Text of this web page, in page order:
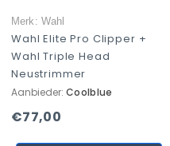
Merk: Wahl
Wahl Elite Pro Clipper +
Wahl Triple Head
Neustrimmer
Aanbieder: Coolblue
€77,00